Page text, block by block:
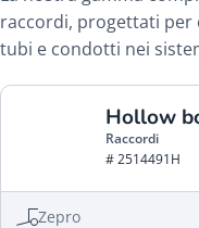
raccordi, progettati
tubi e condotti nei
Hollow
Raccordi
# 2514491H
Zepro